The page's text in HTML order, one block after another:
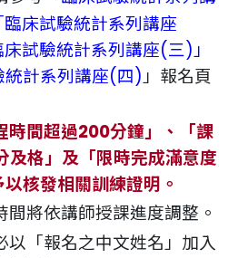
臨床試驗統計系列講座
床試驗統計系列講座(三)」
統計系列講座(四)」報名頁
時間超過200分鐘」、「課
及格」及「限時完成滿意度
核發相關訓練證明。
間將依講師授課進度調整。
以「報名之中文姓名」加入